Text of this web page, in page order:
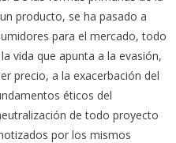
producto, se ha pasado a
para el mercado, todo
vida que apunta a la evasión,
precio, a la exacerbación del
éticos del
de todo proyecto
por los mismos